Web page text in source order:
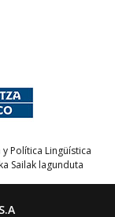
Política Lingüística
Sailak lagunduta